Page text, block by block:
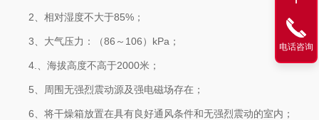
2、相对湿度不大于85%；
3、大气压力：（86～106）kPa；
4.、海拔高度不高于2000米；
5、周围无强烈震动源及强电磁场存在；
6、将干燥箱放置在具有良好通风条件和无强烈震动的室内；
电话咨询